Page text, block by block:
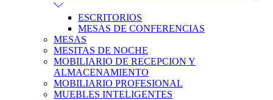
ESCRITORIOS
MESAS DE CONFERENCIAS
MESAS
MESITAS DE NOCHE
MOBILIARIO DE RECEPCION Y
ALMACENAMIENTO
MOBILIARIO PROFESIONAL
MUEBLES INTELIGENTES